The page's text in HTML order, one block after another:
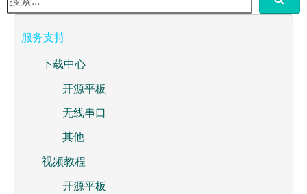
服务支持
下载中心
开源平板
无线串口
其他
视频教程
开源平板
Wifi无线串口服务器
Nscreen32
ML307A-GSLN-OC开发板